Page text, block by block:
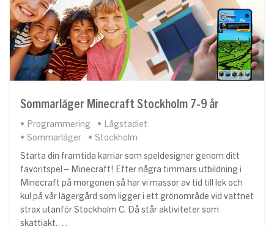
Sommarläger Minecraft Stockholm 7-9 år
Programmering
Lågstadiet
Sommarläger
Stockholm
Starta din framtida karriär som speldesigner genom ditt
favoritspel – Minecraft! Efter några timmars utbildning i
Minecraft på morgonen så har vi massor av tid till lek och
kul på vår lägergård som ligger i ett grönområde vid vattnet
strax utanför Stockholm C. Då står aktiviteter som
skattjakt,…